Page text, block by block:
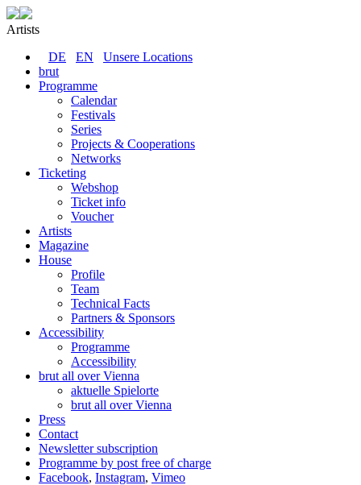
Artists
DE
EN
Unsere Locations
brut
Programme
Calendar
Festivals
Series
Projects & Cooperations
Networks
Ticketing
Webshop
Ticket info
Voucher
Artists
Magazine
House
Profile
Team
Technical Facts
Partners & Sponsors
Accessibility
Programme
Accessibility
brut all over Vienna
aktuelle Spielorte
brut all over Vienna
Press
Contact
Newsletter subscription
Programme by post free of charge
Facebook, Instagram, Vimeo